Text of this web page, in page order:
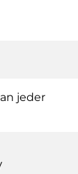
jeder